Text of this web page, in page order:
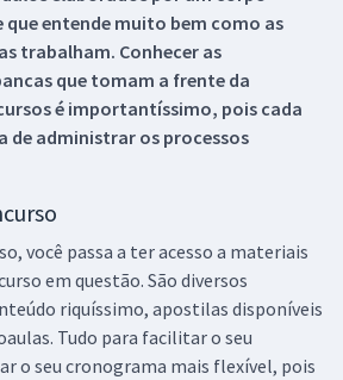
que entende muito bem como as
trabalham. Conhecer as
que tomam a frente da
é importantíssimo, pois cada
de administrar os processos
você passa a ter acesso a materiais
em questão. São diversos
riquíssimo, apostilas disponíveis
Tudo para facilitar o seu
o seu cronograma mais flexível, pois